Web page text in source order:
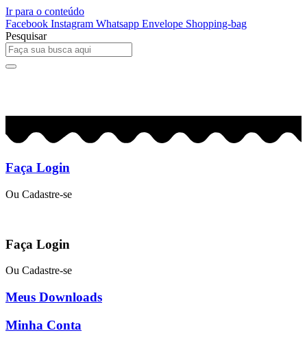
Ir para o conteúdo
Facebook Instagram Whatsapp Envelope Shopping-bag
Pesquisar
Faça Login
Ou Cadastre-se
Faça Login
Ou Cadastre-se
Meus Downloads
Minha Conta